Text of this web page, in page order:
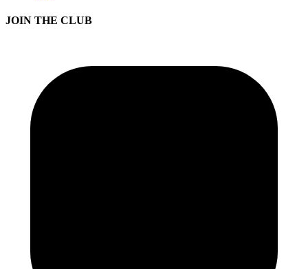
JOIN THE CLUB